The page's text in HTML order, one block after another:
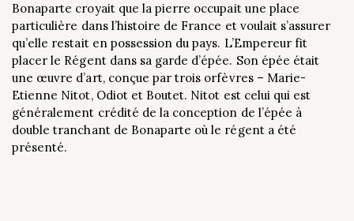
Bonaparte croyait que la pierre occupait une place
particulière dans l’histoire de France et voulait s’assurer
qu’elle restait en possession du pays. L’Empereur fit
placer le Régent dans sa garde d’épée. Son épée était
une œuvre d’art, conçue par trois orfèvres – Marie-
Etienne Nitot, Odiot et Boutet. Nitot est celui qui est
généralement crédité de la conception de l’épée à
double tranchant de Bonaparte où le régent a été
présenté.